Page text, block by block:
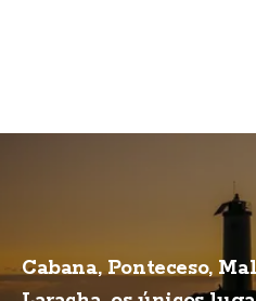
Cabana, Ponteceso,